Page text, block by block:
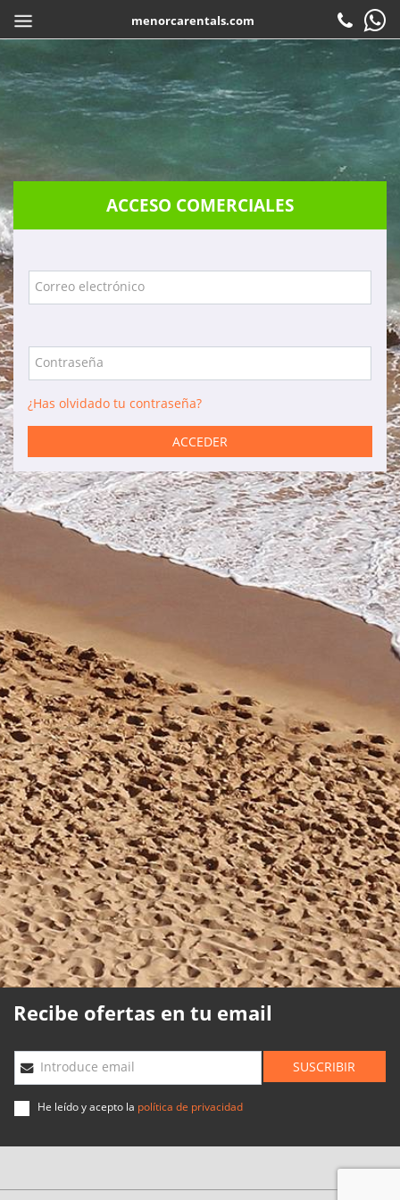
menorcarentals.com
Reservar
Atención al cliente
Contacto
Preguntas frecuentes
Garantias
Servicios
Empresa
Localización
Servicios
Coches de alquiler
Mantenimiento
Reformas
Información de interés
Son Bou
Menorca
Blog
Acceso agencias
Avisos legales
Política de privacidad
Política de cookies
Política de calidad
Mapa web
Planning agencias
Desarrollado
por
Binary
Menorca
Inicio COMPARTIR
ACCESO COMERCIALES
Correo electrónico
Contraseña
¿Has olvidado tu contraseña?
ACCEDER
Recibe ofertas en tu email
Introduce email SUSCRIBIR
He leído y acepto la política de privacidad